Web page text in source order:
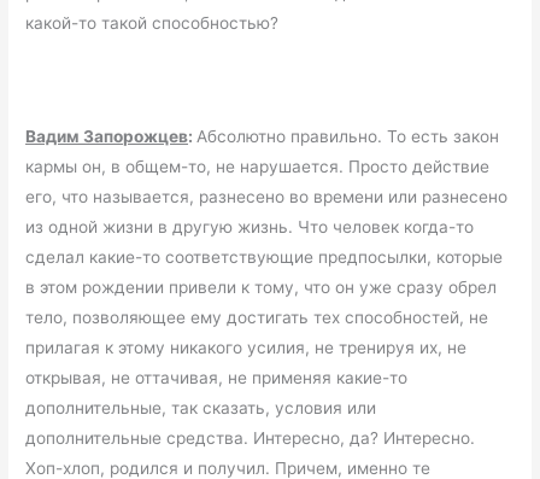
какой-то такой способностью?
Вадим Запорожцев: Абсолютно правильно. То есть закон
кармы он, в общем-то, не нарушается. Просто действие
его, что называется, разнесено во времени или разнесено
из одной жизни в другую жизнь. Что человек когда-то
сделал какие-то соответствующие предпосылки, которые
в этом рождении привели к тому, что он уже сразу обрел
тело, позволяющее ему достигать тех способностей, не
прилагая к этому никакого усилия, не тренируя их, не
открывая, не оттачивая, не применяя какие-то
дополнительные, так сказать, условия или
дополнительные средства. Интересно, да? Интересно.
Хоп-хлоп, родился и получил. Причем, именно те